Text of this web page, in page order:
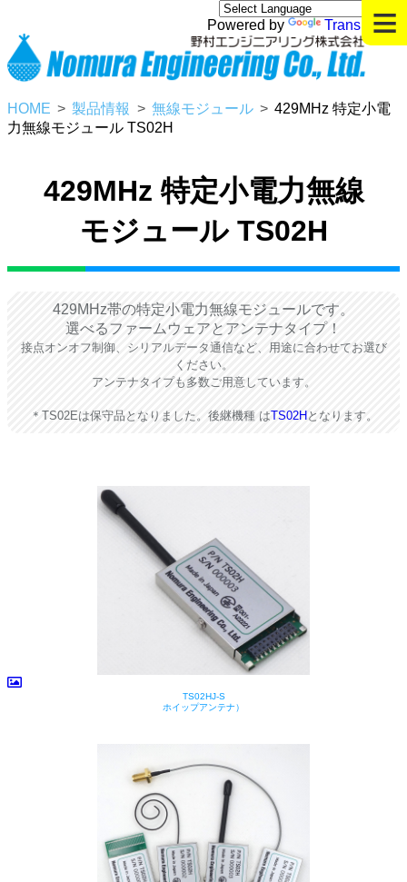
Powered by Translate≡
HOME 製品情報 無線モジュール
429MHz 特定小電
力無線モジュール TS02H
429MHz 特定小電力無線
モジュール TS02H
429MHz帯の特定小電力無線モジュールです。
選べるファームウェアとアンテナタイプ！
接点オンオフ制御、シリアルデータ通信など、用途に合わせてお選び
ください。
アンテナタイプも多数ご用意しています。
＊TS02Eは保守品となりました。後継機種 はTS02H となります。
TS02HJ-S
ホイップアンテナ）